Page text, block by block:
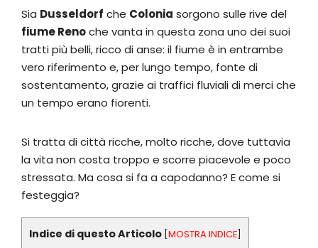
Sia Dusseldorf che Colonia sorgono sulle rive del
fiume Renoche vanta in questa zona uno dei suoi
tratti più belli, ricco di anse: il fiume è in entrambe
vero riferimento e, per lungo tempo, fonte di
sostentamento, grazie ai traffici fluviali di merci che
un tempo erano fiorenti.
Si tratta di città ricche, molto ricche, dove tuttavia
la vita non costa troppo e scorre piacevole e poco
stressata. Ma cosa si fa a capodanno? E come si
festeggia?
Indice di questo Articolo MOSTRA INDICE